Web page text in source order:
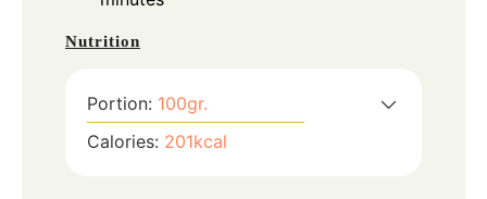
Nutrition
Portion: 100gr.
Calories: 201kcal